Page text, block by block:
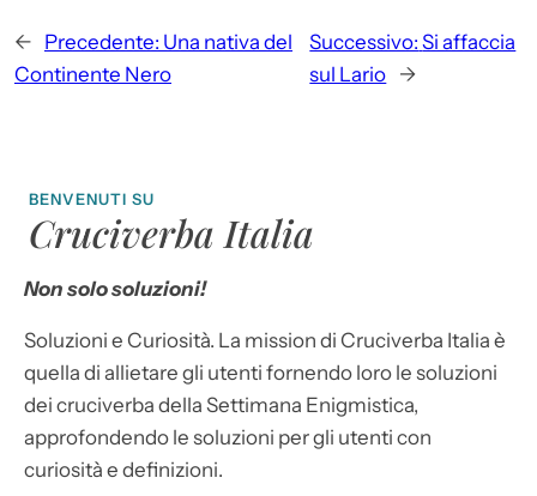
← Precedente: Una nativa del
Continente Nero
Successivo: Si affaccia
sul Lario →
BENVENUTI SU
Cruciverba Italia
Non solo soluzioni!
Soluzioni e Curiosità. La mission di Cruciverba Italia è
quella di allietare gli utenti fornendo loro le soluzioni
dei cruciverba della Settimana Enigmistica,
approfondendo le soluzioni per gli utenti con
curiosità e definizioni.